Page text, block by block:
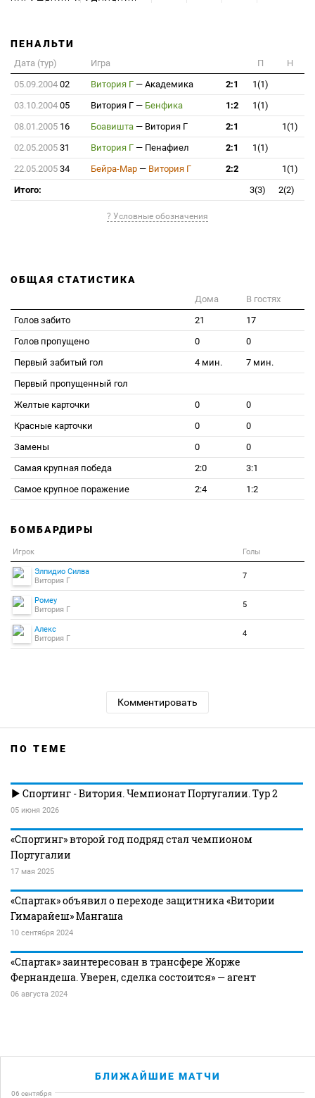
ПЕНАЛЬТИ
Дата (тур) Игра П
Н
05.09.2004 02 Витория Г — Академика 2:1
1(1)
03.10.2004 05 Витория Г — Бенфика 1:2
1(1)
08.01.2005 16 Боавишта — Витория Г 2:1
1(1)
02.05.2005 31 Витория Г — Пенафиел 2:1
1(1)
22.05.2005 34 Бейра-Мар — Витория Г 2:2
1(1)
Итого:
3(3) 2(2)
? Условные обозначения
ОБЩАЯ СТАТИСТИКА
Дома
В гостях
Голов забито
21
17
Голов пропущено
0
0
Первый забитый гол
4 мин.
7 мин.
Первый пропущенный гол
Желтые карточки
0
0
Красные карточки
0
0
Замены
0
0
Самая крупная победа
2:0
3:1
Самое крупное поражение
2:4 1:2
БОМБАРДИРЫ
Игрок Голы
Элпидио Силва
Витория Г
7
Ромеу
Витория Г
5
Алекс
Витория Г
4
Комментировать
ПО ТЕМЕ
Спортинг - Витория. Чемпионат Португалии. Тур 2
05 июня 2026
«Спортинг» второй год подряд стал чемпионом
Португалии
17 мая 2025
«Спартак» объявил о переходе защитника «Витории
Гимарайеш» Мангаша
10 сентября 2024
«Спартак» заинтересован в трансфере Жорже
Фернандеша. Уверен, сделка состоится» — агент
06 августа 2024
БЛИЖАЙШИЕ МАТЧИ
06 сентября